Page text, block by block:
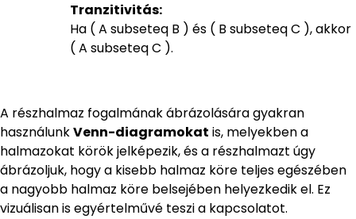
Tranzitivitás:
Ha ( A subseteq B ) és ( B subseteq C ), akkor
( A subseteq C ).
A részhalmaz fogalmának ábrázolására gyakran
használunkVenn-diagramokat is, melyekben a
halmazokat körök jelképezik, és a részhalmazt úgy
ábrázoljuk, hogy a kisebb halmaz köre teljes egészében
a nagyobb halmaz köre belsejében helyezkedik el. Ez
vizuálisan is egyértelművé teszi a kapcsolatot.